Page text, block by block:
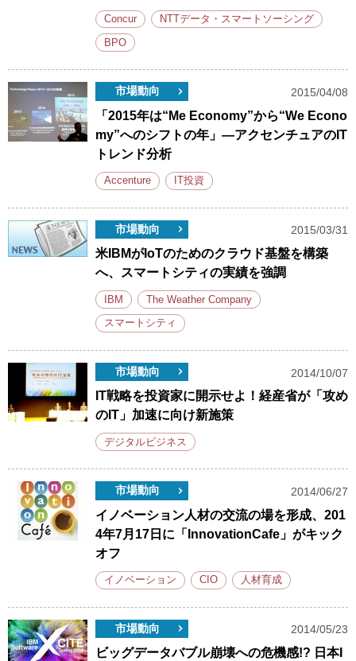
Concur NTTデータ・スマートソーシング
BPO
市場動向 2015/04/08
「2015年は“Me Economy”から“We Econo
my”へのシフトの年」―アクセンチュアのIT
トレンド分析
Accenture IT投資
市場動向 2015/03/31
米IBMがIoTのためのクラウド基盤を構築
へ、スマートシティの実績を強調
IBM The Weather Company
スマートシティ
市場動向 2014/10/07
IT戦略を投資家に開示せよ！経産省が「攻め
のIT」加速に向け新施策
デジタルビジネス
市場動向 2014/06/27
イノベーション人材の交流の場を形成、201
4年7月17日に「InnovationCafe」がキック
オフ
イノベーション CIO 人材育成
市場動向 2014/05/23
ビッグデータバブル崩壊への危機感!? 日本I